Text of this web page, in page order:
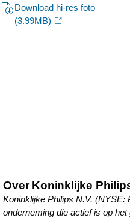
tien-
Download hi-res foto
(3.99MB)
Over Koninklijke
Koninklijke Philips N.V. (NYSE:
onderneming die actief is op